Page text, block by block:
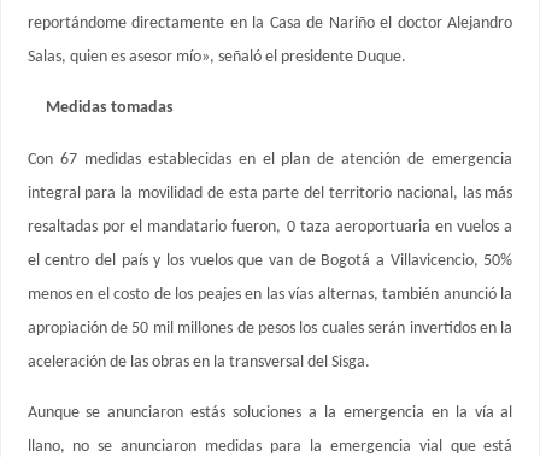
reportándome directamente en la Casa de Nariño el doctor Alejandro
Salas, quien es asesor mío», señaló el presidente Duque.
Medidas tomadas
Con 67 medidas establecidas en el plan de atención de emergencia
integral para la movilidad de esta parte del territorio nacional, las más
resaltadas por el mandatario fueron, 0 taza aeroportuaria en vuelos a
el centro del país y los vuelos que van de Bogotá a Villavicencio, 50%
menos en el costo de los peajes en las vías alternas, también anunció la
apropiación de 50 mil millones de pesos los cuales serán invertidos en la
aceleración de las obras en la transversal del Sisga.
Aunque se anunciaron estás soluciones a la emergencia en la vía al
llano, no se anunciaron medidas para la emergencia vial que está